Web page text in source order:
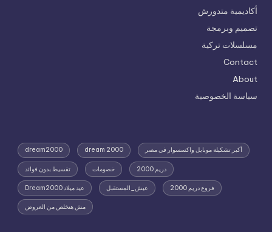
أكاديمية متدورش
تصميم وبرمجة
مسلسلات تركية
Contact
About
سياسة الخصوصية
dream2000 dream 2000 أكبر تشكيلة موبايل واكسسوار في مصر
تقسيط بدون فوائد خصومات دريم 2000
عيد ميلاد Dream2000 عيش_المستقبل فروع دريم 2000
مش هنخلص من العروض